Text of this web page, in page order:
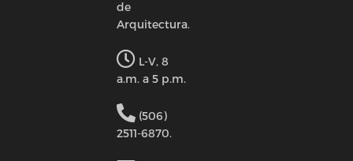
de
Arquitectura.
L-V, 8
a.m. a 5 p.m.
(506)
2511-6870.